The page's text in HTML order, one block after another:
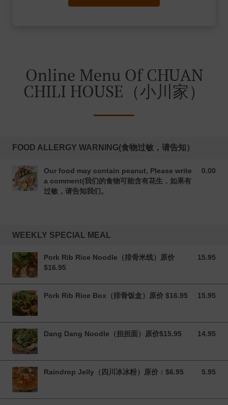
Online Menu Of CHUAN
CHILI HOUSE（小川家）
FOOD ALLERGY WARNING(食物过敏，请告知）
Our food may contain peanut, Please write
a comment(我们的食物可能含有花生，如果有
过敏，请告知我们。
0.00
0.00 CAD
WEEKLY SPECIAL MEAL
Pork Rib Rice Noodle（排骨米线）原价
$16.95
15.95
15.95 CAD
Pork Rib Rice Box（排骨饭盒）原价 $16.95 15.95
15.95 CAD
Dang Dang Noodle（担担面）原价$15.95 14.95
14.95 CAD
Raindrop Jelly（四川冰冰粉）原价：$6.95 5.95
5.95 CAD